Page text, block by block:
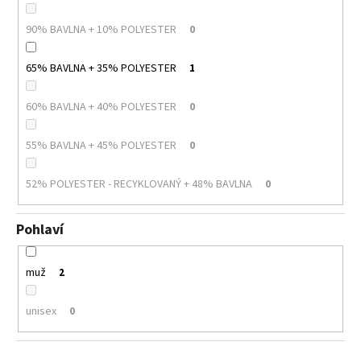
90% BAVLNA + 10% POLYESTER 0
65% BAVLNA + 35% POLYESTER 1
60% BAVLNA + 40% POLYESTER 0
55% BAVLNA + 45% POLYESTER 0
52% POLYESTER - RECYKLOVANÝ + 48% BAVLNA 0
Pohlaví
muž 2
unisex 0